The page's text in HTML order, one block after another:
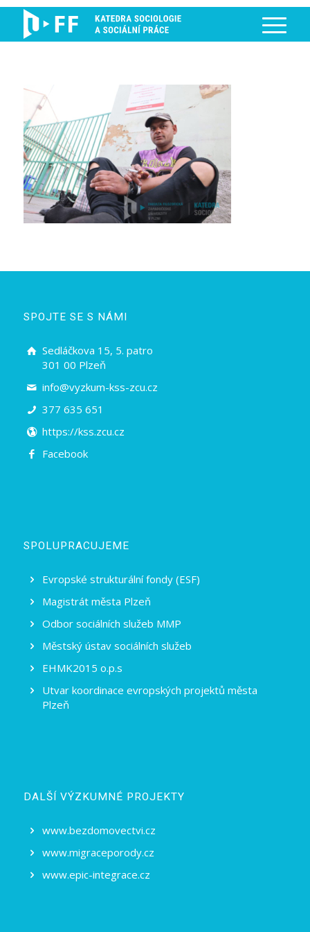
SPOJTE SE S NÁMI
Sedláčkova 15, 5. patro
301 00 Plzeň
info@vyzkum-kss-zcu.cz
377 635 651
https://kss.zcu.cz
Facebook
SPOLUPRACUJEME
Evropské strukturální fondy (ESF)
Magistrát města Plzeň
Odbor sociálních služeb MMP
Městský ústav sociálních služeb
EHMK2015 o.p.s
Utvar koordinace evropských projektů města
Plzeň
DALŠÍ VÝZKUMNÉ PROJEKTY
www.bezdomovectvi.cz
www.migraceporody.cz
www.epic-integrace.cz